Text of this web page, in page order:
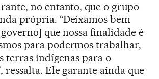
no entanto, que o grupo
própria. “Deixamos bem
que nossa finalidade é
para podermos trabalhar,
terras indígenas para o
ressalta. Ele garante ainda que